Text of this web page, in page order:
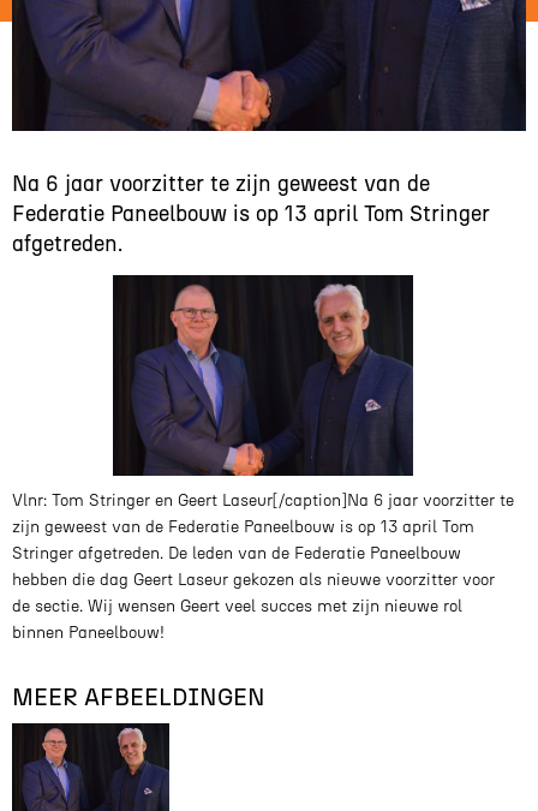
Na 6 jaar voorzitter te zijn geweest van de
Federatie Paneelbouw is op 13 april Tom Stringer
afgetreden.
Vlnr: Tom Stringer en Geert Laseur[/caption]Na 6 jaar voorzitter te
zijn geweest van de Federatie Paneelbouw is op 13 april Tom
Stringer afgetreden. De leden van de Federatie Paneelbouw
hebben die dag Geert Laseur gekozen als nieuwe voorzitter voor
de sectie. Wij wensen Geert veel succes met zijn nieuwe rol
binnen Paneelbouw!
MEER AFBEELDINGEN